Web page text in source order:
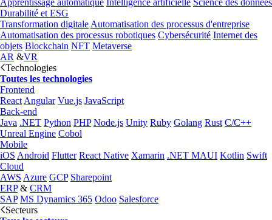
Apprentissage automatique Intelligence artificielle Science des données
Durabilité et ESG
Transformation digitale Automatisation des processus d'entreprise
Automatisation des processus robotiques Cybersécurité Internet des
objets Blockchain NFT Metaverse
AR &VR
Technologies
Toutes les technologies
Frontend
React Angular Vue.js JavaScript
Back-end
Java .NET Python PHP Node.js Unity Ruby Golang Rust C/C++
Unreal Engine Cobol
Mobile
iOS Android Flutter React Native Xamarin .NET MAUI Kotlin Swift
Cloud
AWS Azure GCP Sharepoint
ERP& CRM
SAP MS Dynamics 365 Odoo Salesforce
Secteurs